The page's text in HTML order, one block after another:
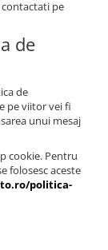
contactati pe
de
de
pe viitor vei fi
unui mesaj
cookie. Pentru
folosesc aceste
politica-